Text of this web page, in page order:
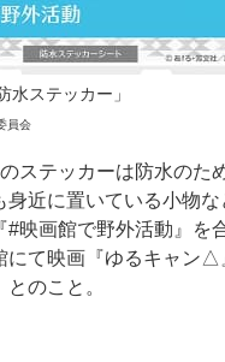
水ステッカー」
員会
ステッカーは防水のた
身近に置いている小物な
#映画館で野外活動』を
にて映画『ゆるキャン△
のこと。